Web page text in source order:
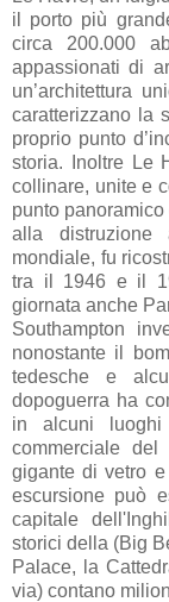
il porto più
circa 200.000
appassionati di
un’architettura
caratterizzano la
proprio punto
storia. Inoltre Le
collinare, unite e
punto
alla distruzione
mondiale, fu
tra il 1946 e il
giornata anche
Southampton
nonostante il
tedesche e
dopoguerra ha
in alcuni
commerciale
gigante di vetro
escursione può
capitale
storici della (Big
Palace, la
via) contano